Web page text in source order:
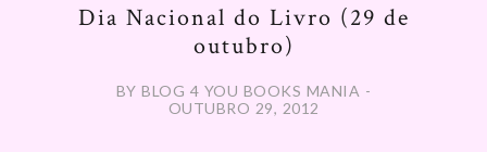
Dia Nacional do Livro (29 de
outubro)
BY BLOG 4 YOU BOOKS MANIA -
OUTUBRO 29, 2012